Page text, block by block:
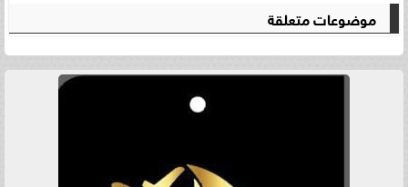
موضوعات متعلقة